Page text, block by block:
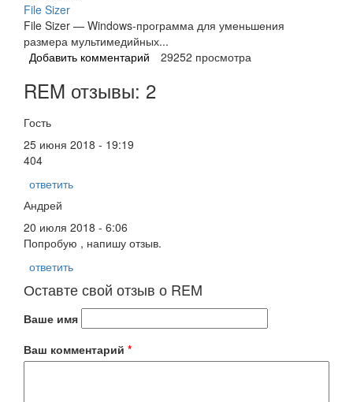
File Sizer
File Sizer — Windows-программа для уменьшения
размера мультимедийных...
Добавить комментарий
29252 просмотра
REM отзывы: 2
Гость
25 июня 2018 - 19:19
404
ответить
Андрей
20 июля 2018 - 6:06
Попробую , напишу отзыв.
ответить
Оставте свой отзыв о REM
Ваше имя
Ваш комментарий *